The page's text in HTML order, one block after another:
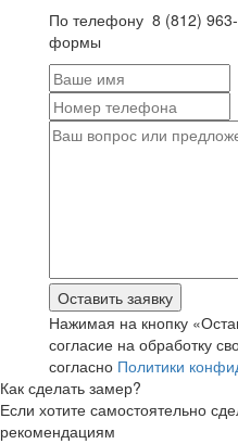
По телефону 8 (812)
формы
Нажимая на кнопку
согласие на обработку
согласно Политики
Как сделать замер?
Если хотите самостоятельно
рекомендациям